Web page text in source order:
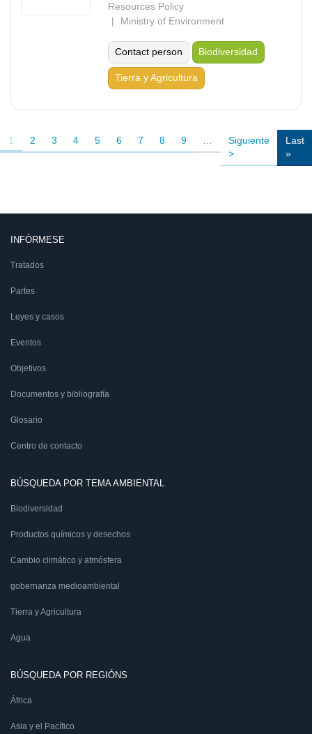
Resources Policy
Ministry of Environment
Contact person Biodiversidad
Tierra y Agricultura
Pagination
Página
actual
1 Page
2 Page
3 Page
4 Page
5 Page
6 Page
7 Page
8 Page
9
Siguiente
página
Siguiente
>
Last
page
Last
»
INFÓRMESE
Tratados
Partes
Leyes y casos
Eventos
Objetivos
Documentos y bibliografía
Glosario
Centro de contacto
BÚSQUEDA POR TEMA AMBIENTAL
Biodiversidad
Productos químicos y desechos
Cambio climático y atmósfera
gobernanza medioambiental
Tierra y Agricultura
Agua
BÚSQUEDA POR REGIÓNS
África
Asia y el Pacífico